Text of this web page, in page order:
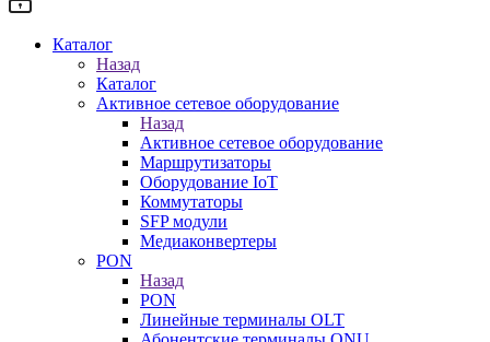
Каталог
Назад
Каталог
Активное сетевое оборудование
Назад
Активное сетевое оборудование
Маршрутизаторы
Оборудование IoT
Коммутаторы
SFP модули
Медиаконвертеры
PON
Назад
PON
Линейные терминалы OLT